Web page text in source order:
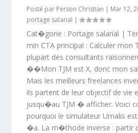
Posté par Person Christian | Mar 12,
portage salarial |
Cat�gorie : Portage salarial |
min CTA principal : Calculer
plupart des consultants
��Mon TJM est X, donc mon
Mais les meilleurs freelances
ils partent de leur objectif de vie
jusqu�au TJM � afficher. Voici
pourquoi le simulateur Umalis
�a. La m�thode inverse : partir